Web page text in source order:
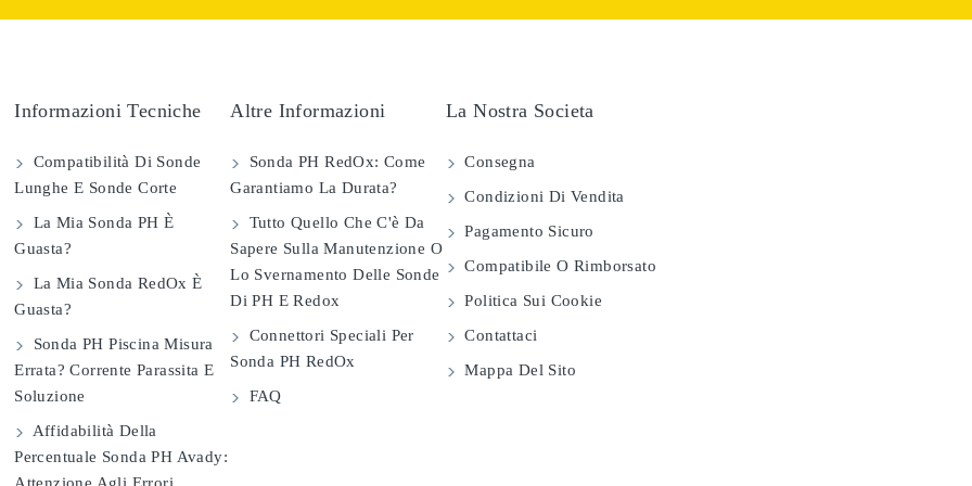
Informazioni Tecniche
Compatibilità Di Sonde
Lunghe E Sonde Corte
La Mia Sonda PH È
Guasta?
La Mia Sonda RedOx È
Guasta?
Sonda PH Piscina Misura
Errata? Corrente Parassita E
Soluzione
Affidabilità Della
Percentuale Sonda PH Avady:
Altre Informazioni
Sonda PH RedOx: Come
Garantiamo La Durata?
Tutto Quello Che C'è Da
Sapere Sulla Manutenzione O
Lo Svernamento Delle Sonde
Di PH E Redox
Connettori Speciali Per
Sonda PH RedOx
FAQ
La Nostra Societa
Consegna
Condizioni Di Vendita
Pagamento Sicuro
Compatibile O Rimborsato
Politica Sui Cookie
Contattaci
Mappa Del Sito